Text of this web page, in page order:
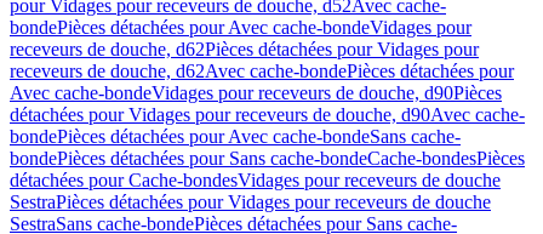
pour Vidages pour receveurs de douche, d52Avec cache-
bondePièces détachées pour Avec cache-bondeVidages pour
receveurs de douche, d62Pièces détachées pour Vidages pour
receveurs de douche, d62Avec cache-bondePièces détachées pour
Avec cache-bondeVidages pour receveurs de douche, d90Pièces
détachées pour Vidages pour receveurs de douche, d90Avec cache-
bondePièces détachées pour Avec cache-bondeSans cache-
bondePièces détachées pour Sans cache-bondeCache-bondesPièces
détachées pour Cache-bondesVidages pour receveurs de douche
SestraPièces détachées pour Vidages pour receveurs de douche
SestraSans cache-bondePièces détachées pour Sans cache-